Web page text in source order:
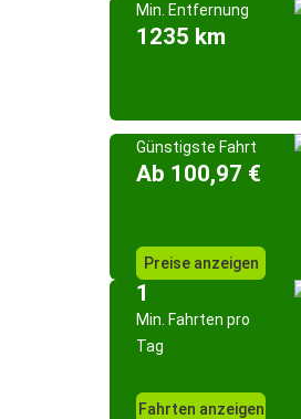
Min. Entfernung
1235 km
Günstigste Fahrt
Ab 100,97 €
Preise anzeigen
1
Min. Fahrten pro
Tag
Fahrten anzeigen